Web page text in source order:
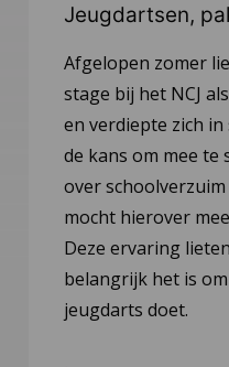
Jeugdartsen,
Afgelopen zomer
stage bij het NCJ
en verdiepte zich
de kans om mee te
over
mocht hierover
Deze ervaring
belangrijk het is
jeugdarts doet.